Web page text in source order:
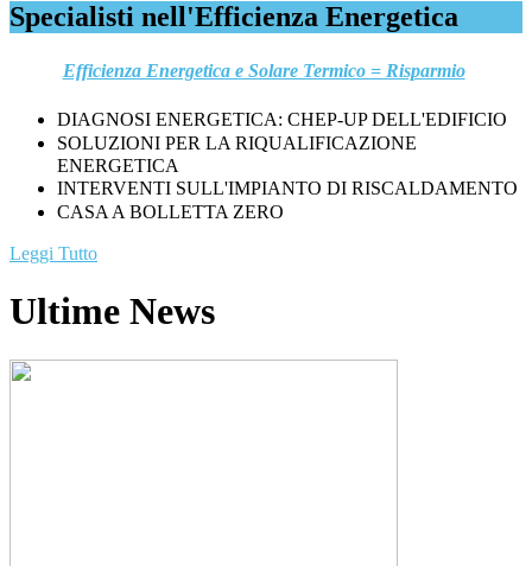
Specialisti nell'Efficienza Energetica
Efficienza Energetica e Solare Termico = Risparmio
DIAGNOSI ENERGETICA: CHEP-UP DELL'EDIFICIO
SOLUZIONI PER LA RIQUALIFICAZIONE
ENERGETICA
INTERVENTI SULL'IMPIANTO DI RISCALDAMENTO
CASA A BOLLETTA ZERO
Leggi Tutto
Ultime News